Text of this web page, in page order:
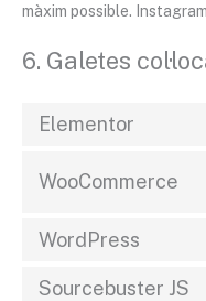
màxim possible.
6. Galetes
Elementor
WooCommerce
WordPress
Sourcebuster JS